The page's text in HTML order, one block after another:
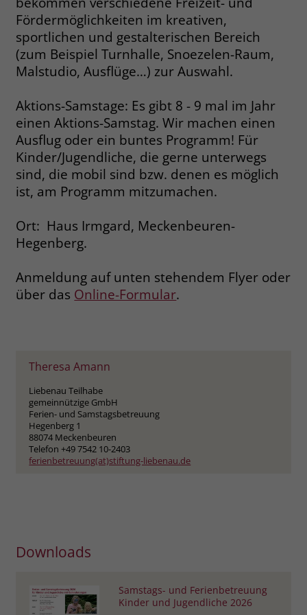
Fördermöglichkeiten im kreativen,
sportlichen und gestalterischen Bereich
(zum Beispiel Turnhalle, Snoezelen-Raum,
Malstudio, Ausflüge…) zur Auswahl.
Aktions-Samstage: Es gibt 8 - 9 mal im Jahr
einen Aktions-Samstag. Wir machen einen
Ausflug oder ein buntes Programm! Für
Kinder/Jugendliche, die gerne unterwegs
sind, die mobil sind bzw. denen es möglich
ist, am Programm mitzumachen.
Ort: Haus Irmgard, Meckenbeuren-
Hegenberg.
Anmeldung auf unten stehendem Flyer oder
über das Online-Formular.
Theresa Amann
Liebenau Teilhabe
gemeinnützige GmbH
Ferien- und Samstagsbetreuung
Hegenberg 1
88074 Meckenbeuren
Telefon +49 7542 10-2403
ferienbetreuung(at)stiftung-liebenau.de
Downloads
Samstags- und Ferienbetreuung
Kinder und Jugendliche 2026
Name __cf_bm
Anbieter .fonts.net
Laufzeit 30 Minuten
This cookie, set by Cloudflare, is used to
support Cloudflare Bot Management.
Name JSessionID
Anbieter jobs.stiftung-liebenau.de
Laufzeit Session
allen Seitenanfragen bei.
Name _gcl_au
Anbieter Google Ads
Zweck Enthält eine zufallsgenerierte User-ID.
Name _gcl_aw
Anbieter Google Ads
Laufzeit 90 Tage
Werbeanzeige auf die Website gelangt.
Es enthält Informationen darüber,
Name _gcl_dc
Anbieter
Laufzeit 90 Tage
Anzeige zugewiesen werden können.